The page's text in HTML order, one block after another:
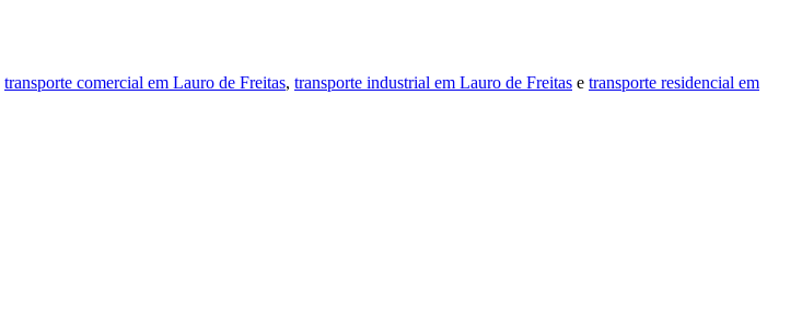
transporte comercial em Lauro de Freitas, transporte industrial em Lauro de Freitas e transporte residencial em